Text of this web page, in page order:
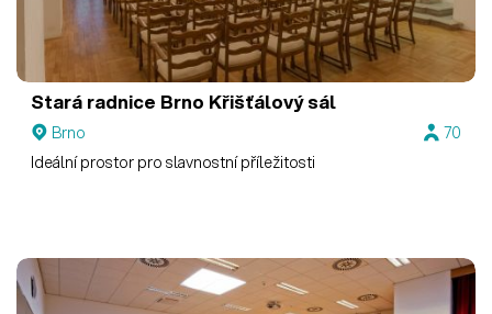
Stará radnice Brno Křišťálový sál
Brno
70
Ideální prostor pro slavnostní příležitosti